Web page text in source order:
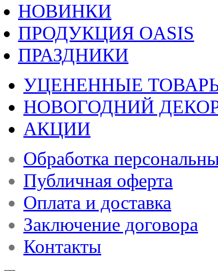
НОВИНКИ
ПРОДУКЦИЯ OASIS
ПРАЗДНИКИ
УЦЕНЕННЫЕ
НОВОГОДНИЙ
АКЦИИ
Обработка
Публичная оферта
Оплата и доставка
Заключение договора
Контакты